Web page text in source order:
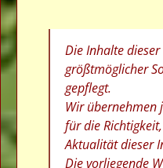
Die Inhalte
größtmöglicher
gepflegt.
Wir übernehmen
für die
Aktualität dieser
Die vorliegende